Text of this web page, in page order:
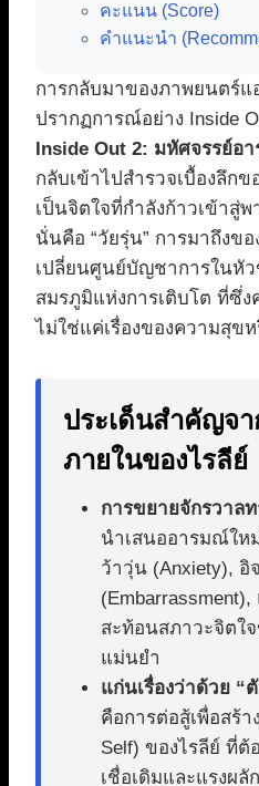
คะแนน (Score)
คำแนะนำ
การกลับมาของภาพยนตร์แ
ปรากฏการณ์อย่าง Inside
Inside Out 2: มหัศจรรย์อ
กลับเข้าไปสำรวจเบื้องลึก
เป็นจิตใจที่กำลังก้าวเข้าสู่
นั่นคือ “วัยรุ่น” การมาถึงข
เปลี่ยนศูนย์บัญชาการในหัว
สมรภูมิแห่งการเติบโต ที่ซึ่
ไม่ใช่แค่เรื่องของความสุข
ประเด็นสำคัญจ
ภายในของไรลีย์
การขยายจักรวาล
นำเสนออารมณ์ใ
ว้าวุ่น (Anxiety), อิ
สะท้อนสภาวะจิตใ
แม่นยำ
แก่นเรื่องว่าด้วย “
คือการต่อสู้เพื่อสร้า
Self) ของไรลีย์ ที่
เชื่อเดิมและแรงผ